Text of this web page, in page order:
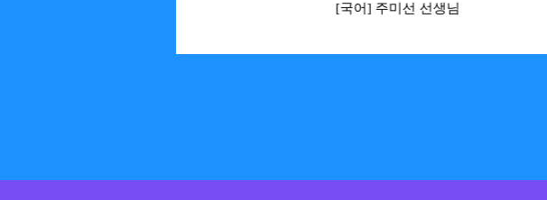
[국어] 주미선 선생님